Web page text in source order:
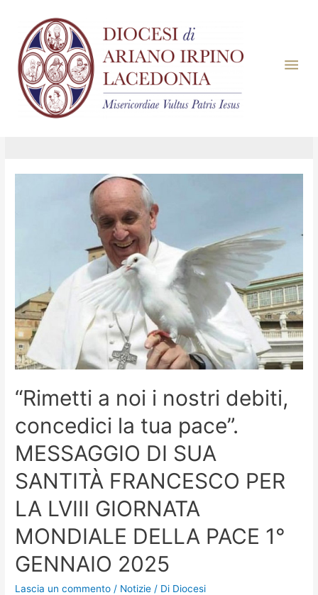
Giorno:12 Dicembre
2024
“Rimetti a noi i nostri debiti,
concedici la tua pace”.
MESSAGGIO DI SUA
SANTITÀ FRANCESCO PER
LA LVIII GIORNATA
MONDIALE DELLA PACE 1°
GENNAIO 2025
Lascia un commento / Notizie / Di Diocesi